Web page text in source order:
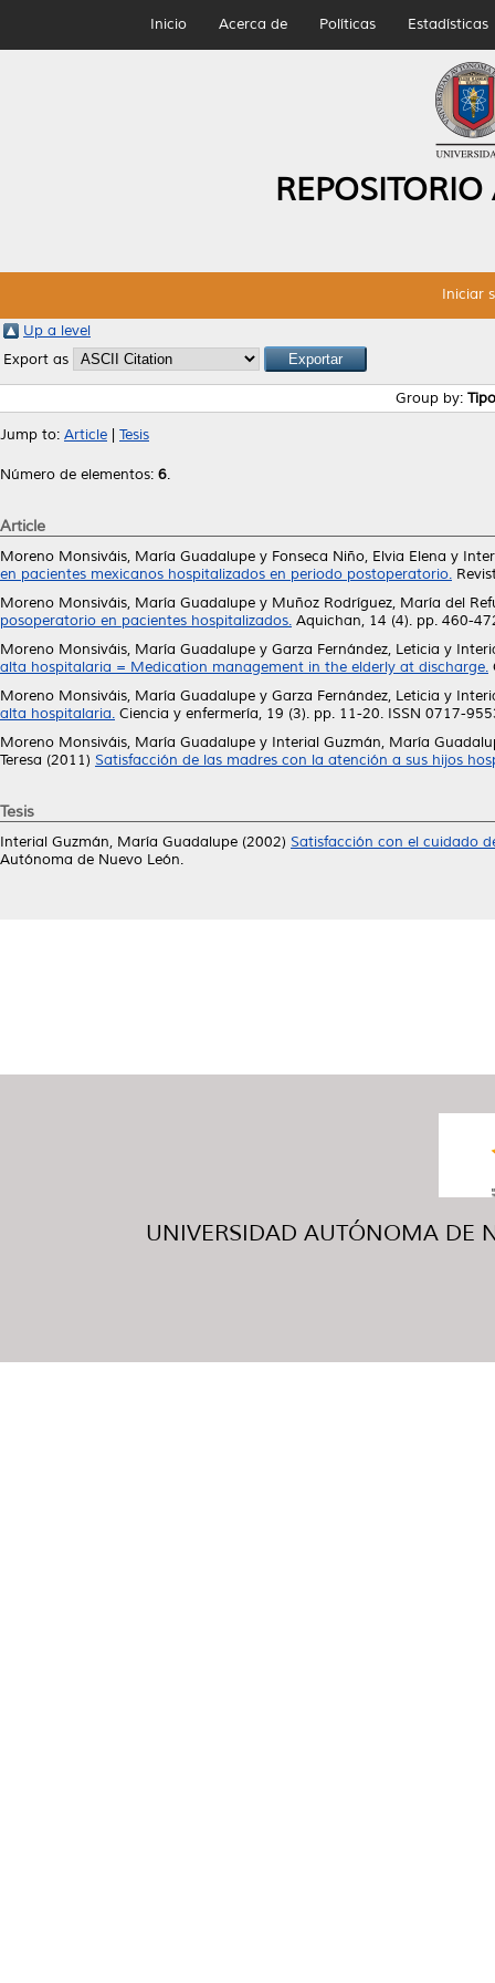
Inicio Acerca de Políticas Estadísticas
Iniciar
Up a level
Export as
Group by:
Jump to: Article Tesis
Número de elementos: 6.
Article
Moreno Monsiváis, María Guadalupe y Fonseca Niño, Elvia Elena y
en pacientes mexicanos hospitalizados en periodo postoperatorio.
Moreno Monsiváis, María Guadalupe y Muñoz Rodríguez, María del
posoperatorio en pacientes hospitalizados. Aquichan, 14 (4). pp. 460-
Moreno Monsiváis, María Guadalupe y Garza Fernández, Leticia y
alta hospitalaria = Medication management in the elderly at discharge.
Moreno Monsiváis, María Guadalupe y Garza Fernández, Leticia y
alta hospitalaria. Ciencia y enfermería, 19 (3). pp. 11-20. ISSN 0717-
Moreno Monsiváis, María Guadalupe y Interial Guzmán, María
Teresa (2011) Satisfacción de las madres con la atención a sus hijos
Tesis
Interial Guzmán, María Guadalupe (2002) Satisfacción con el cuidado
Autónoma de Nuevo León.
UNIVERSIDAD AUTÓNOMA DE